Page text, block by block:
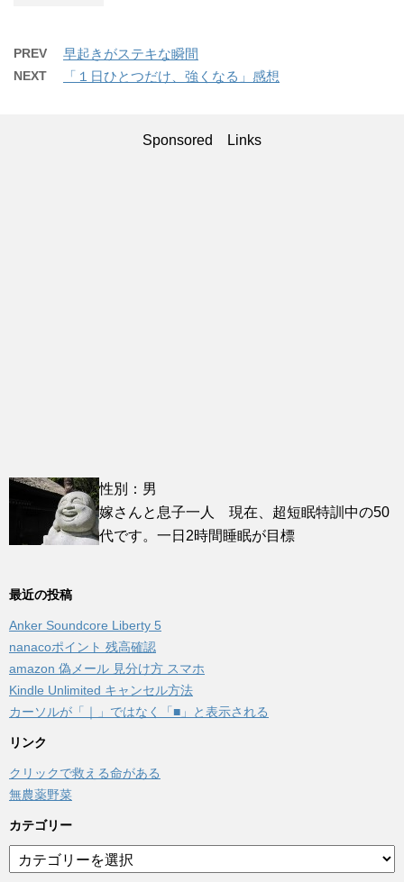
PREV 早起きがステキな瞬間
NEXT 「１日ひとつだけ、強くなる」感想
Sponsored Links
性別：男
嫁さんと息子一人 現在、超短眠特訓中の50
代です。一日2時間睡眠が目標
最近の投稿
Anker Soundcore Liberty 5
nanacoポイント 残高確認
amazon 偽メール 見分け方 スマホ
Kindle Unlimited キャンセル方法
カーソルが「｜」ではなく「■」と表示される
リンク
クリックで救える命がある
無農薬野菜
カテゴリー
テ